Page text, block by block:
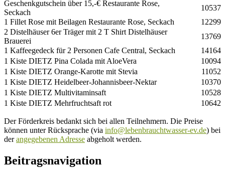
Geschenkgutschein über 15,-€ Restaurante Rose,
Seckach
10537
1 Fillet Rose mit Beilagen Restaurante Rose, Seckach
12299
2 Distelhäuser 6er Träger mit 2 T Shirt Distelhäuser
Brauerei
13769
1 Kaffeegedeck für 2 Personen Cafe Central, Seckach
14164
1 Kiste DIETZ Pina Colada mit AloeVera
10094
1 Kiste DIETZ Orange-Karotte mit Stevia
11052
1 Kiste DIETZ Heidelbeer-Johannisbeer-Nektar
10370
1 Kiste DIETZ Multivitaminsaft
10528
1 Kiste DIETZ Mehrfruchtsaft rot
10642
Der Förderkreis bedankt sich bei allen Teilnehmern. Die Preise
können unter Rücksprache (via info@lebenbrauchtwasser-ev.de) bei
derangegebenen Adresse abgeholt werden.
Beitragsnavigation